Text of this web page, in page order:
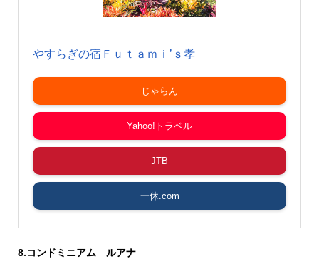
やすらぎの宿Ｆｕｔａｍｉ’ｓ孝
じゃらん
Yahoo!トラベル
JTB
一休.com
8.コンドミニアム ルアナ